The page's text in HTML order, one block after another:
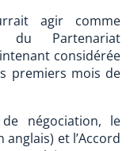
agir comme
Partenariat
considérée
premiers mois de
négociation, le
et l’Accord